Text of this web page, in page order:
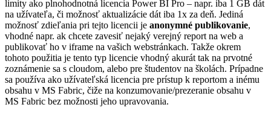
limity ako plnohodnotná licencia Power BI Pro – napr. iba 1 GB dát
na užívateľa, či možnosť aktualizácie dát iba 1x za deň. Jediná
možnosť zdieľania pri tejto licencii je anonymné publikovanie,
vhodné napr. ak chcete zavesiť nejaký verejný report na web a
publikovať ho v iframe na vašich webstránkach. Takže okrem
tohoto použitia je tento typ licencie vhodný akurát tak na prvotné
zoznámenie sa s cloudom, alebo pre študentov na školách. Prípadne
sa používa ako užívateľská licencia pre prístup k reportom a inému
obsahu v MS Fabric, čiže na konzumovanie/prezeranie obsahu v
MS Fabric bez možnosti jeho upravovania.